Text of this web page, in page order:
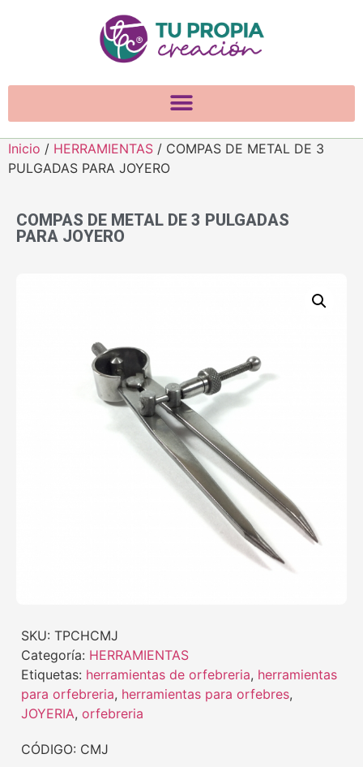
Inicio / HERRAMIENTAS / COMPAS DE METAL DE 3
PULGADAS PARA JOYERO
COMPAS DE METAL DE 3 PULGADAS
PARA JOYERO
SKU: TPCHCMJ
Categoría: HERRAMIENTAS
Etiquetas: herramientas de orfebreria, herramientas
para orfebreria, herramientas para orfebres,
JOYERIA, orfebreria
CÓDIGO: CMJ